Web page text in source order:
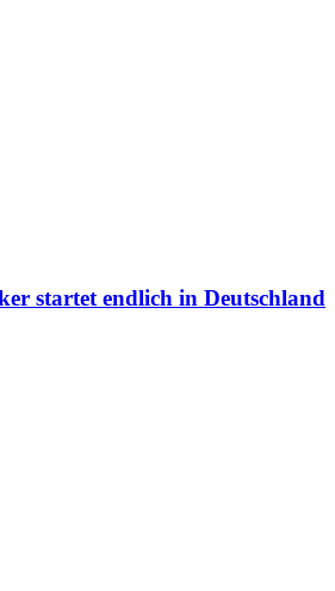
startet endlich in Deutschland